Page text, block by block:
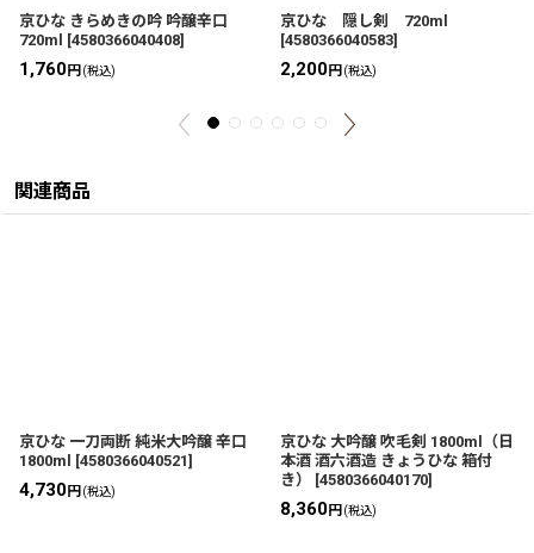
京ひな きらめきの吟 吟醸辛口
720ml
[4580366040408]
1,760円 (税込)
京ひな 隠し剣 720ml
[4580366040583]
2,200円 (税込)
関連商品
京ひな 一刀両断 純米大吟醸 辛口
1800ml
[4580366040521]
4,730円 (税込)
京ひな 大吟醸 吹毛剣 1800ml（日
本酒 酒六酒造 きょうひな 箱付
き）
[4580366040170]
8,360円 (税込)